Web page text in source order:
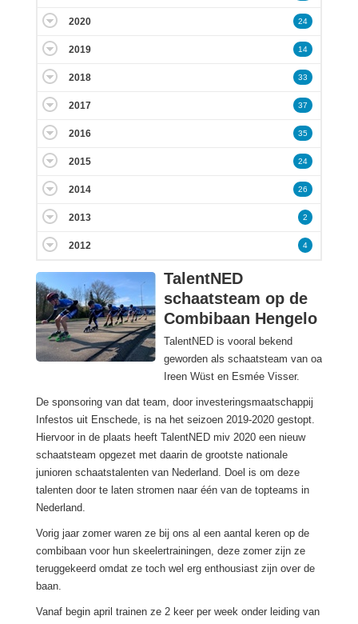
TalentNED
schaatsteam op de
Combibaan Hengelo
TalentNED is vooral bekend
geworden als schaatsteam van oa
Ireen Wüst en Esmée Visser.
De sponsoring van dat team, door investeringsmaatschappij
Infestos uit Enschede, is na het seizoen 2019-2020 gestopt.
Hiervoor in de plaats heeft TalentNED miv 2020 een nieuw
schaatsteam opgezet met daarin de grootste nationale
junioren schaatstalenten van Nederland. Doel is om deze
talenten door te laten stromen naar één van de topteams in
Nederland.
Vorig jaar zomer waren ze bij ons al een aantal keren op de
combibaan voor hun skeelertrainingen, deze zomer zijn ze
teruggekeerd omdat ze toch wel erg enthousiast zijn over de
baan.
Vanaf begin april trainen ze 2 keer per week onder leiding van
2020 24
2019 14
2018 33
2017 37
2016 35
2015 24
2014 26
2013 2
2012 4